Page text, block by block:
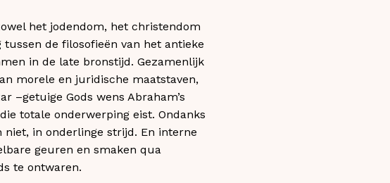
het jodendom, het christendom
de filosofieën van het antieke
in de late bronstijd. Gezamenlijk
morele en juridische maatstaven,
–getuige Gods wens Abraham’s
totale onderwerping eist. Ondanks
niet, in onderlinge strijd. En interne
geuren en smaken qua
te ontwaren.